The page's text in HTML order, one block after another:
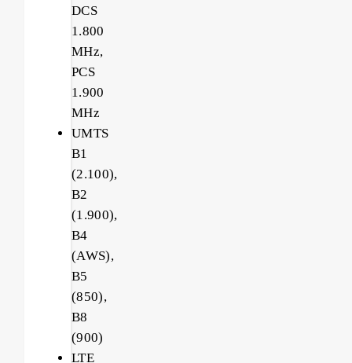
DCS
1.800
MHz,
PCS
1.900
MHz
UMTS
B1
(2.100),
B2
(1.900),
B4
(AWS),
B5
(850),
B8
(900)
LTE